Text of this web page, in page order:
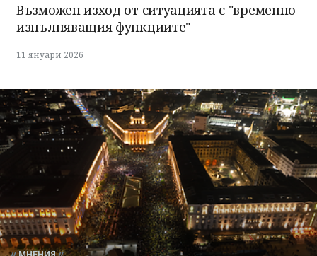
Възможен изход от ситуацията с "временно
изпълняващия функциите"
11 януари 2026